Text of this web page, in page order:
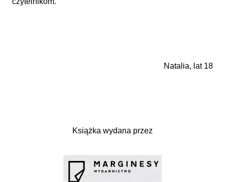
Natalia, lat 18
Książka wydana przez